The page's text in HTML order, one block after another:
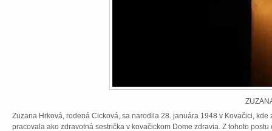
Zuzana Hrková, rodená Cicková, sa narodila 28. januára 1948 v Kovačici,
pracovala ako zdravotná sestrička v kovačickom Dome zdravia. Z tohoto